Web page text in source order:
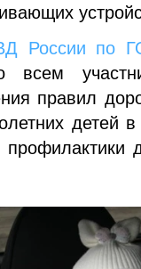
России по ГО
всем
правил
детей